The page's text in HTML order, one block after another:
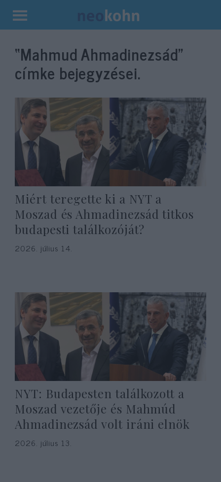
Kilépés
tartalomba
“Mahmud Ahmadinezsád”
címke bejegyzései.
Miért teregette ki a NYT a
Moszad és Ahmadinezsád titkos
budapesti találkozóját?
2026. július 14.
NYT: Budapesten találkozott a
Moszad vezetője és Mahmúd
Ahmadinezsád volt iráni elnök
2026. július 13.